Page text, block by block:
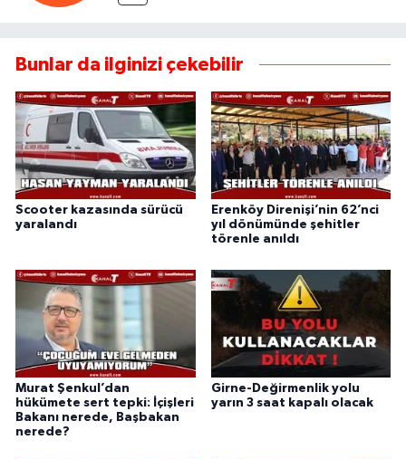
Bunlar da ilginizi çekebilir
Scooter kazasında sürücü
yaralandı
Erenköy Direnişi’nin 62’nci
yıl dönümünde şehitler
törenle anıldı
Murat Şenkul’dan
hükümete sert tepki: İçişleri
Bakanı nerede, Başbakan
nerede?
Girne-Değirmenlik yolu
yarın 3 saat kapalı olacak